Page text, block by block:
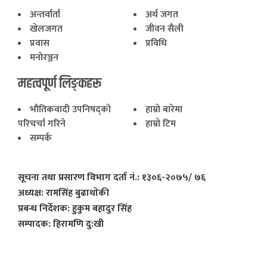
अन्तर्वार्ता
अर्थ जगत
खेलजगत
जीवन सैली
प्रवास
प्रविधि
मनोरञ्जन
महत्वपूर्ण लिङ्कहरू
भाैतिकवादी उपनिषद्काे
परिचर्चा गरिने
हाम्राे बारेमा
हाम्राे टिम
सम्पर्क
सूचना तथा प्रसारण विभाग दर्ता नं.: १३०६-२०७५/ ७६
अध्यक्ष: रामसिंह बुढाथाेकी
प्रबन्ध निर्देशक: हुकुम बहादुर सिंह
सम्पादक: हिरामणि दु:खी